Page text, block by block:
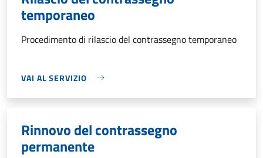
temporaneo
Procedimento di rilascio del contrassegno temporaneo
VAI AL SERVIZIO
Rinnovo del contrassegno
permanente